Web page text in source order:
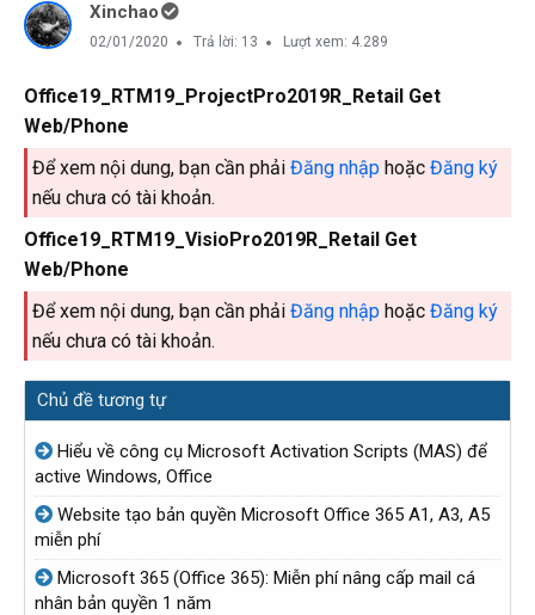
Xinchao
02/01/2020 Trả lời: 13 Lượt xem: 4.289
Office19_RTM19_ProjectPro2019R_Retail Get
Web/Phone
Để xem nội dung, bạn cần phải Đăng nhập hoặc Đăng ký
nếu chưa có tài khoản.
Office19_RTM19_VisioPro2019R_Retail Get
Web/Phone
Để xem nội dung, bạn cần phải Đăng nhập hoặc Đăng ký
nếu chưa có tài khoản.
Chủ đề tương tự
Hiểu về công cụ Microsoft Activation Scripts (MAS) để
active Windows, Office
Website tạo bản quyền Microsoft Office 365 A1, A3, A5
miễn phí
Microsoft 365 (Office 365): Miễn phí nâng cấp mail cá
nhân bản quyền 1 năm